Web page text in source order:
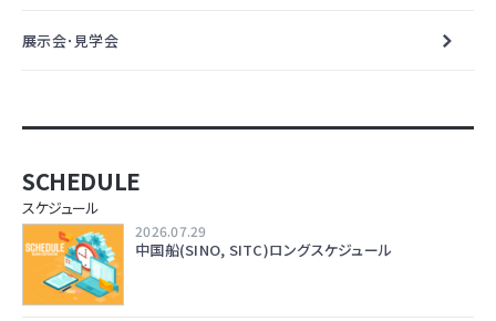
展示会･見学会
SCHEDULE
スケジュール
2026.07.29
中国船(SINO, SITC)ロングスケジュール